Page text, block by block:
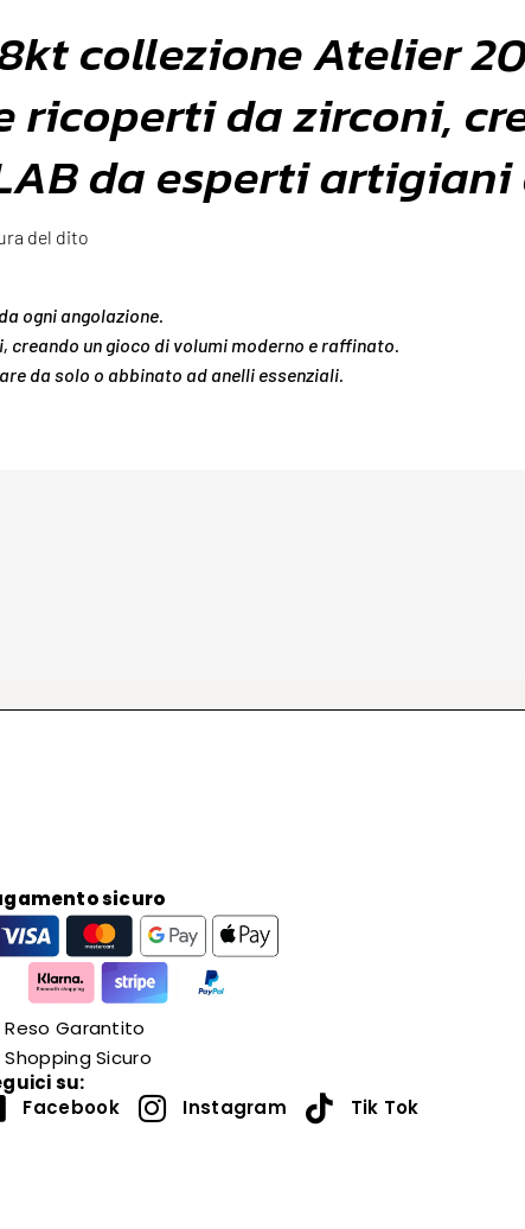
collezione Atelier
ricoperti da zirconi,
da esperti
del dito
ogni angolazione.
un gioco di volumi moderno e raffinato.
da solo o abbinato ad anelli essenziali.
sicuro
Reso Garantito
Shopping Sicuro
su:
Facebook
Instagram Tik Tok